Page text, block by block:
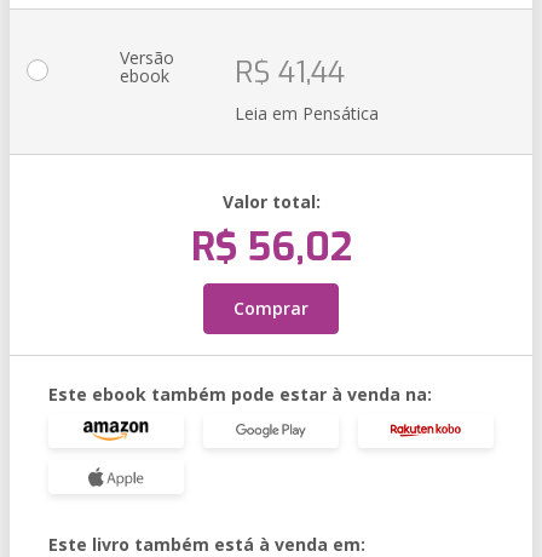
Versão
ebook R$ 41,44
Leia em Pensática
Valor total:
R$ 56,02
Comprar
Este ebook também pode estar à venda na:
Este livro também está à venda em: